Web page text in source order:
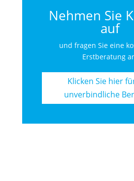
Nehmen Sie
auf
und fragen Sie eine
Erstberatung
Klicken Sie hier
unverbindliche